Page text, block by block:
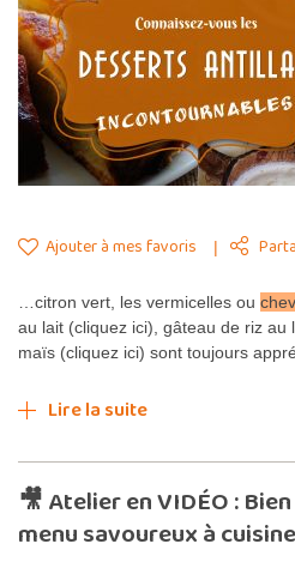
Ajouter à mes favoris
…citron vert, les vermicelles ou
au lait (cliquez ici), gâteau de riz au
maïs (cliquez ici) sont toujours
Lire la suite
🎥 Atelier en VIDÉO :
menu savoureux à